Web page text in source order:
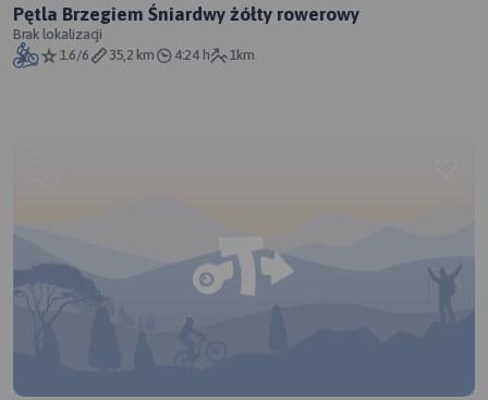
Pętla Brzegiem Śniardwy żółty rowerowy
Brak lokalizacji
1.6/6
35,2 km 4:24 h 1km